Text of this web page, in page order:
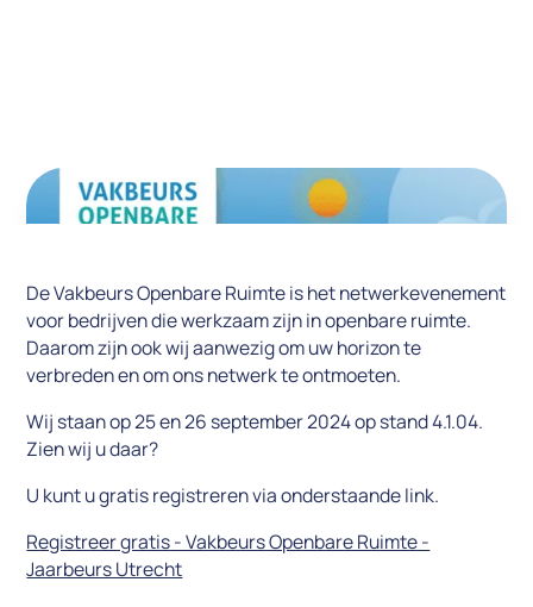
De Vakbeurs Openbare Ruimte is het netwerkevenement
voor bedrijven die werkzaam zijn in openbare ruimte.
Daarom zijn ook wij aanwezig om uw horizon te
verbreden en om ons netwerk te ontmoeten.
Wij staan op 25 en 26 september 2024 op stand 4.1.04.
Zien wij u daar?
U kunt u gratis registreren via onderstaande link.
Registreer gratis - Vakbeurs Openbare Ruimte -
Jaarbeurs Utrecht